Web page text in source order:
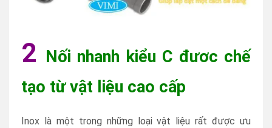
2 Nối nhanh kiểu C đươc chế
tạo từ vật liệu cao cấp
Inox là một trong những loại vật liệu rất được ưu